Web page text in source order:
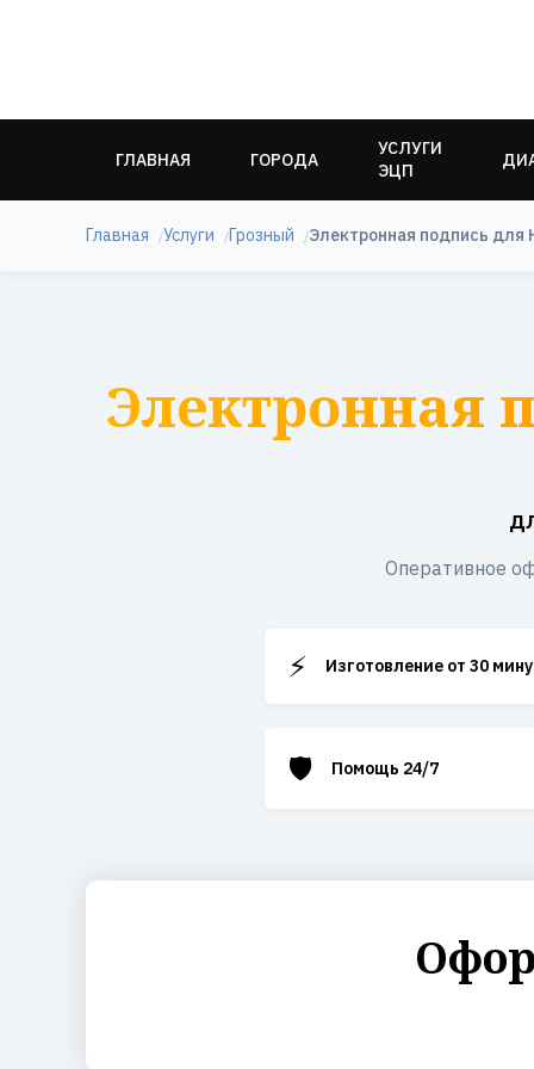
ГЛАВНАЯ ГОРОДА
УСЛУГИ
ЭЦП
Главная Услуги Грозный Электронная подпись для
Электронная
Оперативное
⚡ Изготовление от 30
🛡️ Помощь 24/7